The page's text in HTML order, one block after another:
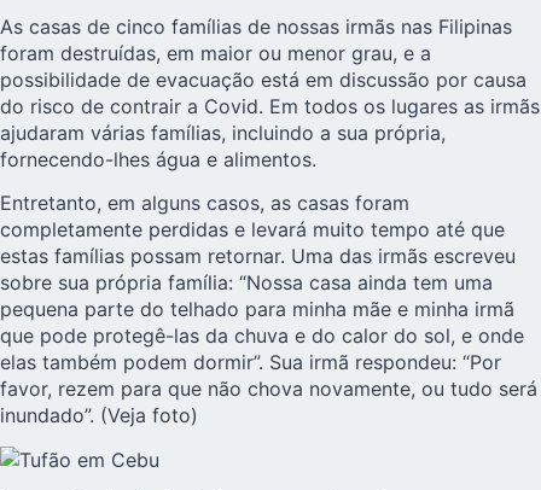
As casas de cinco famílias de nossas irmãs nas Filipinas
foram destruídas, em maior ou menor grau, e a
possibilidade de evacuação está em discussão por causa
do risco de contrair a Covid. Em todos os lugares as irmãs
ajudaram várias famílias, incluindo a sua própria,
fornecendo-lhes água e alimentos.
Entretanto, em alguns casos, as casas foram
completamente perdidas e levará muito tempo até que
estas famílias possam retornar. Uma das irmãs escreveu
sobre sua própria família: “Nossa casa ainda tem uma
pequena parte do telhado para minha mãe e minha irmã
que pode protegê-las da chuva e do calor do sol, e onde
elas também podem dormir”. Sua irmã respondeu: “Por
favor, rezem para que não chova novamente, ou tudo será
inundado”. (Veja foto)